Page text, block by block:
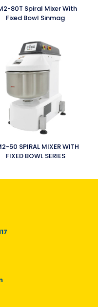
80T Spiral Mixer With
Fixed Bowl Sinmag
50 SPIRAL MIXER WITH
FIXED BOWL SERIES